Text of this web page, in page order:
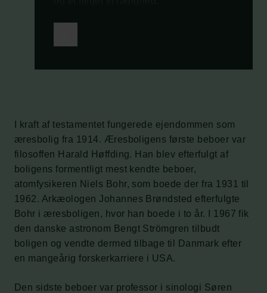
I kraft af testamentet fungerede ejendommen som
æresbolig fra 1914. Æresboligens første beboer var
filosoffen Harald Høffding. Han blev efterfulgt af
boligens formentligt mest kendte beboer,
atomfysikeren Niels Bohr, som boede der fra 1931 til
1962. Arkæologen Johannes Brøndsted efterfulgte
Bohr i æresboligen, hvor han boede i to år. I 1967 fik
den danske astronom Bengt Strömgren tilbudt
boligen og vendte dermed tilbage til Danmark efter
en mangeårig forskerkarriere i USA.
Den sidste beboer var professor i sinologi Søren